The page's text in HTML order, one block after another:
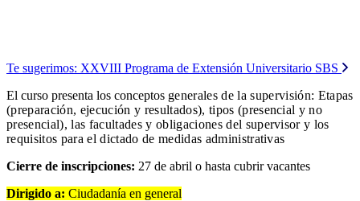
Te sugerimos: XXVIII Programa de Extensión Universitario SBS
El curso presenta los conceptos generales de la supervisión: Etapas
(preparación, ejecución y resultados), tipos (presencial y no
presencial), las facultades y obligaciones del supervisor y los
requisitos para el dictado de medidas administrativas
Cierre de inscripciones: 27 de abril o hasta cubrir vacantes
Dirigido a: Ciudadanía en general